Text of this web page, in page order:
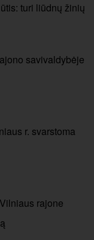
turi liūdnų žinių
savivaldybėje
r. svarstoma
rajone